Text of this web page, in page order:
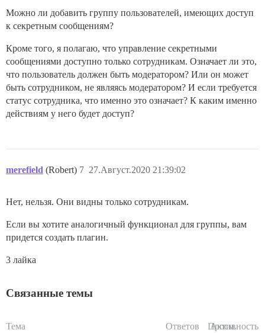
Можно ли добавить группу пользователей, имеющих доступ
к секретным сообщениям?
Кроме того, я полагаю, что управление секретными
сообщениями доступно только сотрудникам. Означает ли это,
что пользователь должен быть модератором? Или он может
быть сотрудником, не являясь модератором? И если требуется
статус сотрудника, что именно это означает? К каким именно
действиям у него будет доступ?
merefield (Robert) 27.Август.2020 21:39:02
7
Нет, нельзя. Они видны только сотрудникам.
Если вы хотите аналогичный функционал для группы, вам
придется создать плагин.
3 лайка
Связанные темы
Тема Ответов Просм.
Активность